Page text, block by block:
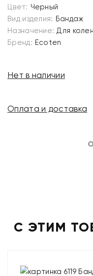
Цвет: Черный
Вид изделия: Бандаж
Назначение: Для
Бренд: Ecoten
Нет в наличии
Оплата и доставка
С ЭТИМ